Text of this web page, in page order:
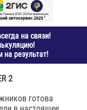
на связи!
результат!
2
готова